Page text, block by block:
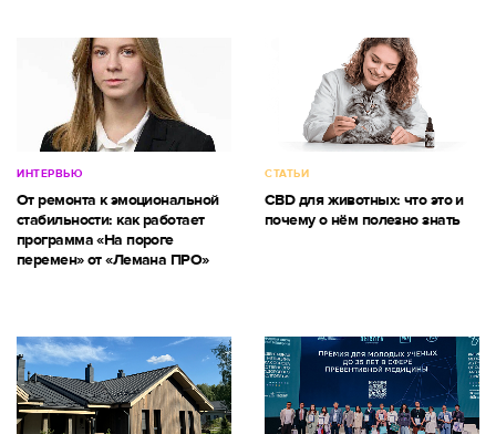
ИНТЕРВЬЮ
От ремонта к эмоциональной
стабильности: как работает
программа «На пороге
перемен» от «Лемана ПРО»
СТАТЬИ
CBD для животных: что это и
почему о нём полезно знать